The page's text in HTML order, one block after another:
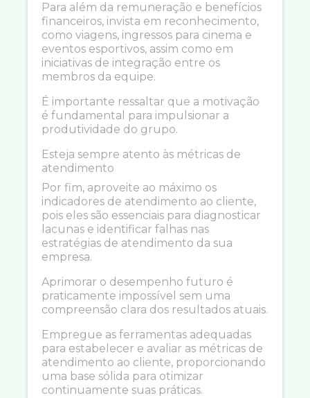
Para além da remuneração e benefícios
financeiros, invista em reconhecimento,
como viagens, ingressos para cinema e
eventos esportivos, assim como em
iniciativas de integração entre os
membros da equipe.
É importante ressaltar que a motivação
é fundamental para impulsionar a
produtividade do grupo.
Esteja sempre atento às métricas de
atendimento
Por fim, aproveite ao máximo os
indicadores de atendimento ao cliente,
pois eles são essenciais para diagnosticar
lacunas e identificar falhas nas
estratégias de atendimento da sua
empresa.
Aprimorar o desempenho futuro é
praticamente impossível sem uma
compreensão clara dos resultados atuais.
Empregue as ferramentas adequadas
para estabelecer e avaliar as métricas de
atendimento ao cliente, proporcionando
uma base sólida para otimizar
continuamente suas práticas.